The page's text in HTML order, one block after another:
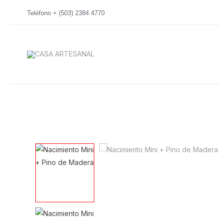
Teléfono + (503) 2384 4770